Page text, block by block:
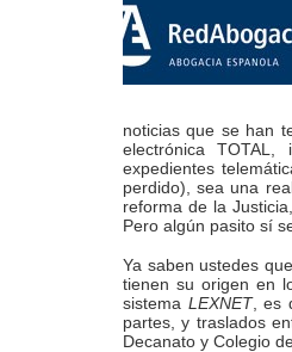
noticias que se han
electrónica
expedientes
perdido), sea una
reforma de la
Pero algún pasito sí
Ya saben ustedes
tienen su origen en
sistema LEXNET, es
partes, y traslados
Decanato y Colegio